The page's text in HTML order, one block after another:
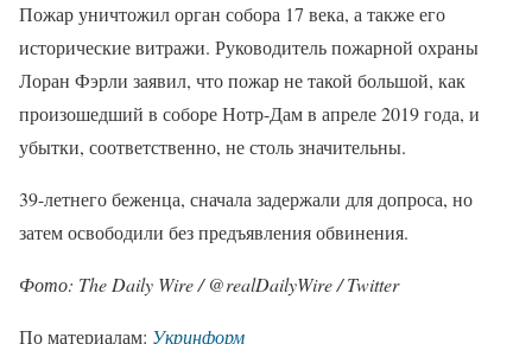
Пожар уничтожил орган собора 17 века, а также его
исторические витражи. Руководитель пожарной охраны
Лоран Фэрли заявил, что пожар не такой большой, как
произошедший в соборе Нотр-Дам в апреле 2019 года, и
убытки, соответственно, не столь значительны.
39-летнего беженца, сначала задержали для допроса, но
затем освободили без предъявления обвинения.
Фото: The Daily Wire / @realDailyWire / Twitter
По материалам: Укринформ